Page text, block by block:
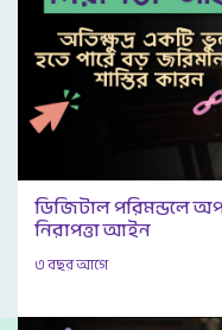
ডিজিটাল পরিমন্ডলে
নিরাপত্তা আইন
৩ বছর আগে